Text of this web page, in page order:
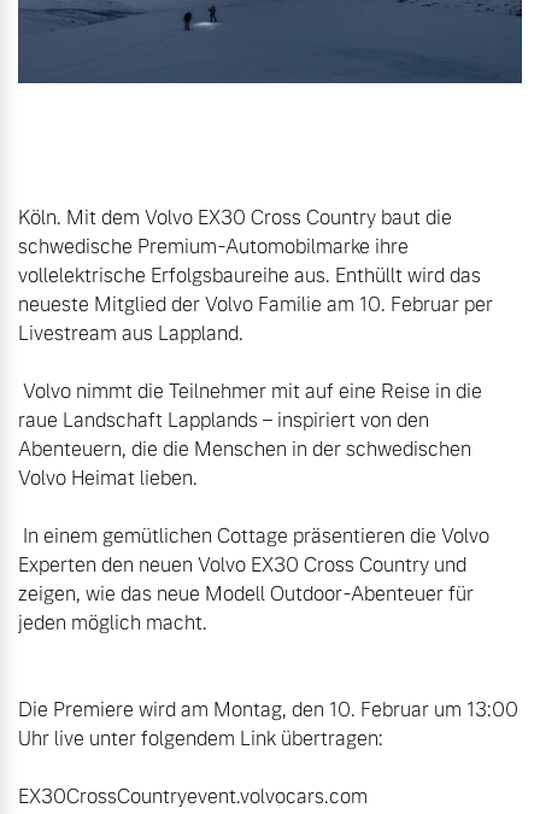
Aktuelle Serviceangebote
Service by Volvo
Köln. Mit dem Volvo EX30 Cross Country baut die
schwedische Premium-Automobilmarke ihre
vollelektrische Erfolgsbaureihe aus. Enthüllt wird das
neueste Mitglied der Volvo Familie am 10. Februar per
Livestream aus Lappland.
raue Landschaft Lapplands – inspiriert von den
Abenteuern, die die Menschen in der schwedischen
Volvo Heimat lieben.
Experten den neuen Volvo EX30 Cross Country und
zeigen, wie das neue Modell Outdoor-Abenteuer für
Die Premiere wird am Montag, den 10. Februar um 13:00
Uhr live unter folgendem Link übertragen:
EX30CrossCountryevent.volvocars.com